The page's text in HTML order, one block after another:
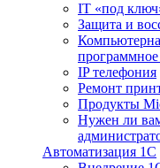
IT «под
Защита и
IP телефония
Ремонт
Продукты
Нужен ли
Автоматизация 1С